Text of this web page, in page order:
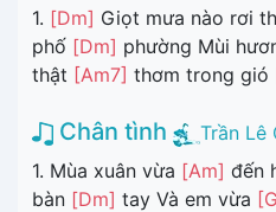
1. [Dm] Giọt mưa nào rơi
phố [Dm] phường Mùi
thật [Am7] thơm trong gió
Chân tình
Trần Lê
1. Mùa xuân vừa [Am] đến
bàn [Dm] tay Và em vừa